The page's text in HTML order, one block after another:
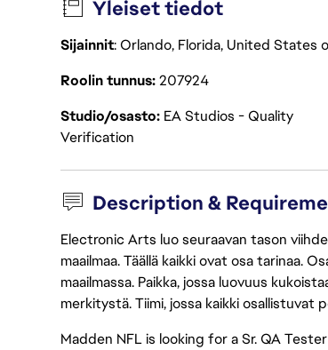
Yleiset tiedot
Sijainnit: Orlando, Florida, United States
Roolin tunnus207924
Studio/osasto EA Studios - Quality
Verification
Description &
Electronic Arts luo seuraavan tason
maailmaa. Täällä kaikki ovat osa tarinaa.
maailmassa. Paikka, jossa luovuus
merkitystä. Tiimi, jossa kaikki osallistuvat
Madden NFL is looking for a Sr. QA